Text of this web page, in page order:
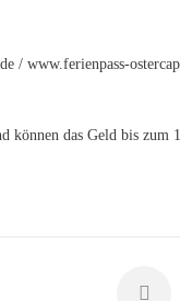
/ www.ferienpass-
können das Geld bis zum